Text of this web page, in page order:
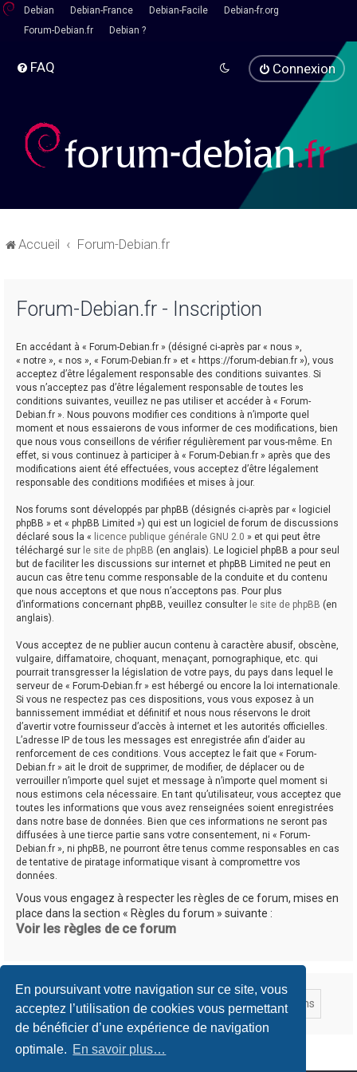
En poursuivant votre navigation sur ce site, vous
acceptez l’utilisation de cookies vous permettant
de bénéficier d’une expérience de navigation
optimale. En savoir plus…
Debian Debian-France Debian-Facile
Debian-fr.org
Forum-Debian.fr
Debian ?
FAQ Connexion
Accueil Forum-Debian.fr
Forum-Debian.fr - Inscription
En accédant à « Forum-Debian.fr » (désigné ci-après par « nous »,
« notre », « nos », « Forum-Debian.fr » et « https://forum-debian.fr »), vous
acceptez d’être légalement responsable des conditions suivantes. Si
vous n’acceptez pas d’être légalement responsable de toutes les
conditions suivantes, veuillez ne pas utiliser et accéder à « Forum-
Debian.fr ». Nous pouvons modifier ces conditions à n’importe quel
moment et nous essaierons de vous informer de ces modifications, bien
que nous vous conseillons de vérifier régulièrement par vous-même. En
effet, si vous continuez à participer à « Forum-Debian.fr » après que des
modifications aient été effectuées, vous acceptez d’être légalement
responsable des conditions modifiées et mises à jour.
Nos forums sont développés par phpBB (désignés ci-après par « logiciel
phpBB » et « phpBB Limited ») qui est un logiciel de forum de discussions
déclaré sous la « licence publique générale GNU 2.0 » et qui peut être
téléchargé sur le site de phpBB (en anglais). Le logiciel phpBB a pour seul
but de faciliter les discussions sur internet et phpBB Limited ne peut en
aucun cas être tenu comme responsable de la conduite et du contenu
que nous acceptons et que nous n’acceptons pas. Pour plus
d’informations concernant phpBB, veuillez consulter le site de phpBB (en
anglais).
Vous acceptez de ne publier aucun contenu à caractère abusif, obscène,
vulgaire, diffamatoire, choquant, menaçant, pornographique, etc. qui
pourrait transgresser la législation de votre pays, du pays dans lequel le
serveur de « Forum-Debian.fr » est hébergé ou encore la loi internationale.
Si vous ne respectez pas ces dispositions, vous vous exposez à un
bannissement immédiat et définitif et nous nous réservons le droit
d’avertir votre fournisseur d’accès à internet et les autorités officielles.
L’adresse IP de tous les messages est enregistrée afin d’aider au
renforcement de ces conditions. Vous acceptez le fait que « Forum-
Debian.fr » ait le droit de supprimer, de modifier, de déplacer ou de
verrouiller n’importe quel sujet et message à n’importe quel moment si
nous estimons cela nécessaire. En tant qu’utilisateur, vous acceptez que
toutes les informations que vous avez renseignées soient enregistrées
dans notre base de données. Bien que ces informations ne seront pas
diffusées à une tierce partie sans votre consentement, ni « Forum-
Debian.fr », ni phpBB, ne pourront être tenus comme responsables en cas
de tentative de piratage informatique visant à compromettre vos
données.
Vous vous engagez à respecter les règles de ce forum, mises en
place dans la section « Règles du forum » suivante :
Voir les règles de ce forum